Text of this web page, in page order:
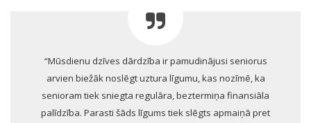
“Mūsdienu dzīves dārdzība ir pamudinājusi seniorus
arvien biežāk noslēgt uztura līgumu, kas nozīmē, ka
senioram tiek sniegta regulāra, beztermiņa finansiāla
palīdzība. Parasti šāds līgums tiek slēgts apmaiņā pret